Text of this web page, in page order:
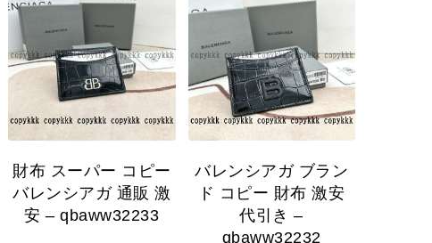
財布 スーパー コピー
バレンシアガ 通販 激
安 – qbaww32233
バレンシアガ ブラン
ド コピー 財布 激安
代引き –
qbaww32232